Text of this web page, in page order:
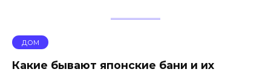
ДОМ
Какие бывают японские бани и их